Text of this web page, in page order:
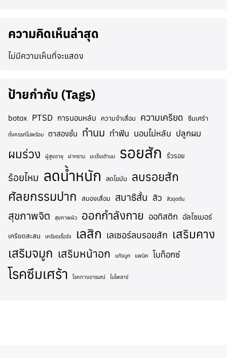
ความคิดเห็นล่าสุด
ไม่มีความเห็นที่จะแสดง
ป้ายกำกับ (Tags)
botox PTSD การนอนหลับ ความจำเสื่อม ความเครียด ซึมเศร้า
ตั้งครรภ์ไม่พร้อม ตาสองชั้น ทำนม ทำฟัน นอนไม่หลับ ปลูกผม
ผมร่วง ผู้สูงอายุ ผ่ากราม มะเร็งเต้านม รอยสัก ริ้วรอย
ร้อยไหม ลดน้ำหนัก ลดไขมัน ลบรอยสัก
ศัลยกรรมปาก สมองเสื่อม สมาธิสั้น สิว สิวอุดตัน
สุขภาพจิต สุขภาพผิว ออกกำลังกาย ออทิสติก อัลไซเมอร์
เครียดสะสม เครียดเรื้อรัง เลสิก เลเซอร์ลบรอยสัก เสริมคาง
เสริมจมูก เสริมหน้าอก แก้จมูก แพนิค โบท็อกซ์
โรคซึมเศร้า โรคทางอารมณ์ ไบโพลาร์